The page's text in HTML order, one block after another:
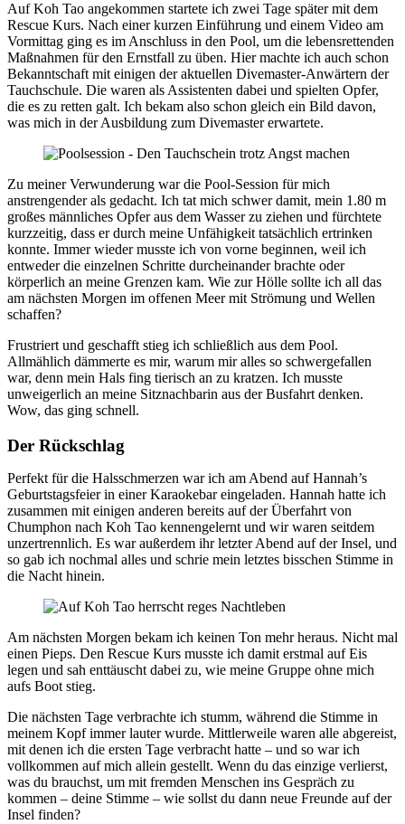
Auf Koh Tao angekommen startete ich zwei Tage später mit dem
Rescue Kurs. Nach einer kurzen Einführung und einem Video am
Vormittag ging es im Anschluss in den Pool, um die lebensrettenden
Maßnahmen für den Ernstfall zu üben. Hier machte ich auch schon
Bekanntschaft mit einigen der aktuellen Divemaster-Anwärtern der
Tauchschule. Die waren als Assistenten dabei und spielten Opfer,
die es zu retten galt. Ich bekam also schon gleich ein Bild davon,
was mich in der Ausbildung zum Divemaster erwartete.
Zu meiner Verwunderung war die Pool-Session für mich
anstrengender als gedacht. Ich tat mich schwer damit, mein 1.80 m
großes männliches Opfer aus dem Wasser zu ziehen und fürchtete
kurzzeitig, dass er durch meine Unfähigkeit tatsächlich ertrinken
konnte. Immer wieder musste ich von vorne beginnen, weil ich
entweder die einzelnen Schritte durcheinander brachte oder
körperlich an meine Grenzen kam. Wie zur Hölle sollte ich all das
am nächsten Morgen im offenen Meer mit Strömung und Wellen
schaffen?
Frustriert und geschafft stieg ich schließlich aus dem Pool.
Allmählich dämmerte es mir, warum mir alles so schwergefallen
war, denn mein Hals fing tierisch an zu kratzen. Ich musste
unweigerlich an meine Sitznachbarin aus der Busfahrt denken.
Wow, das ging schnell.
Der Rückschlag
Perfekt für die Halsschmerzen war ich am Abend auf Hannah’s
Geburtstagsfeier in einer Karaokebar eingeladen. Hannah hatte ich
zusammen mit einigen anderen bereits auf der Überfahrt von
Chumphon nach Koh Tao kennengelernt und wir waren seitdem
unzertrennlich. Es war außerdem ihr letzter Abend auf der Insel, und
so gab ich nochmal alles und schrie mein letztes bisschen Stimme in
die Nacht hinein.
Am nächsten Morgen bekam ich keinen Ton mehr heraus. Nicht mal
einen Pieps. Den Rescue Kurs musste ich damit erstmal auf Eis
legen und sah enttäuscht dabei zu, wie meine Gruppe ohne mich
aufs Boot stieg.
Die nächsten Tage verbrachte ich stumm, während die Stimme in
meinem Kopf immer lauter wurde. Mittlerweile waren alle abgereist,
mit denen ich die ersten Tage verbracht hatte – und so war ich
vollkommen auf mich allein gestellt. Wenn du das einzige verlierst,
was du brauchst, um mit fremden Menschen ins Gespräch zu
kommen – deine Stimme – wie sollst du dann neue Freunde auf der
Insel finden?